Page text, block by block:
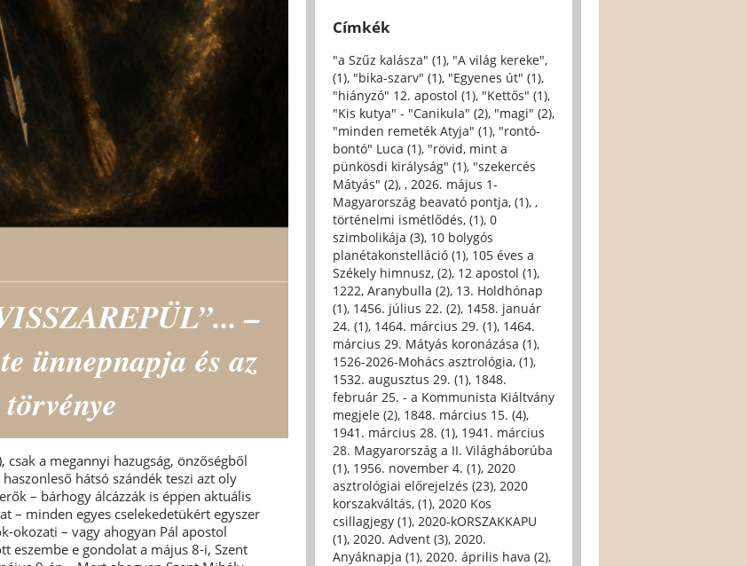
–
ünnepnapja és az
a megannyi hazugság, önzőségből
hátsó szándék teszi azt oly
– bárhogy álcázzák is éppen aktuális
– minden egyes cselekedetükért egyszer
okozati – vagy ahogyan Pál apostol
eszembe e gondolat a május 8-i, Szent
Címkék
"a Szűz kalásza" (1), "A világ kereke",
(1), "bika-szarv" (1), "Egyenes út" (1),
"hiányzó" 12. apostol (1), "Kettős" (1),
"Kis kutya" - "Canikula" (2), "magi" (2),
"minden remeték Atyja" (1), "rontó-
bontó" Luca (1), "rövid, mint a
pünkösdi királyság" (1), "szekercés
Mátyás" (2), , 2026. május 1-
Magyarország beavató pontja, (1), ,
történelmi ismétlődés, (1), 0
szimbolikája (3), 10 bolygós
planétakonstelláció (1), 105 éves a
Székely himnusz, (2), 12 apostol (1),
1222, Aranybulla (2), 13. Holdhónap
(1), 1456. július 22. (2), 1458. január
24. (1), 1464. március 29. (1), 1464.
március 29. Mátyás koronázása (1),
1526-2026-Mohács asztrológia, (1),
1532. augusztus 29. (1), 1848.
február 25. - a Kommunista Kiáltvány
megjele (2), 1848. március 15. (4),
1941. március 28. (1), 1941. március
28. Magyarország a II. Világháborúba
(1), 1956. november 4. (1), 2020
asztrológiai előrejelzés (23), 2020
korszakváltás, (1), 2020 Kos
csillagjegy (1), 2020-kORSZAKKAPU
(1), 2020. Advent (3), 2020.
Anyáknapja (1), 2020. április hava (2),